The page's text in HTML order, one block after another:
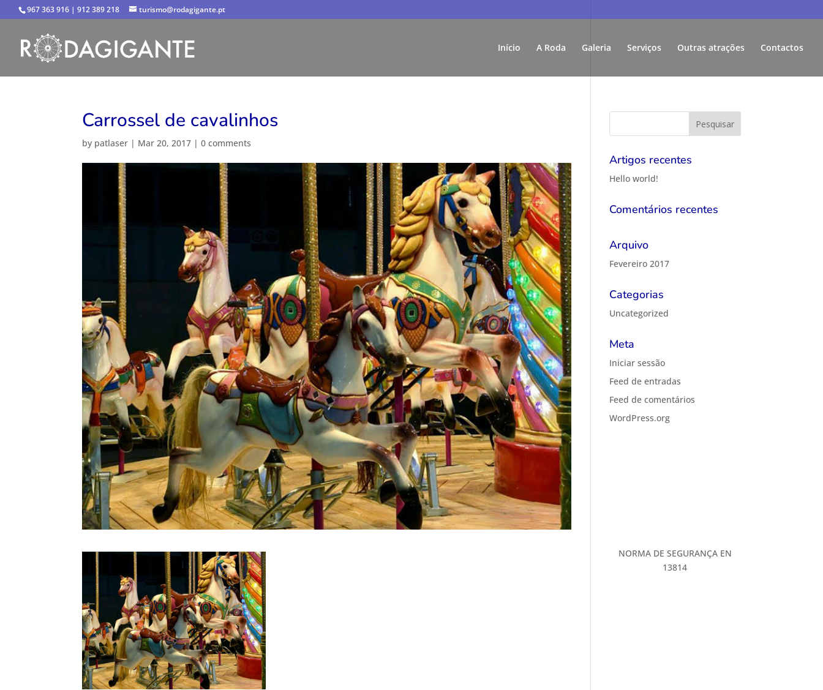
967 363 916 | 912 389 218 turismo@rodagigante.pt
Início A Roda Galeria Serviços Outras atrações Contactos
Carrossel de cavalinhos
by patlaser | Mar 20, 2017 |0 comments
Artigos recentes
Hello world!
Comentários recentes
Arquivo
Fevereiro 2017
Categorias
Uncategorized
Meta
Iniciar sessão
Feed de entradas
Feed de comentários
WordPress.org
NORMA DE SEGURANÇA EN
13814